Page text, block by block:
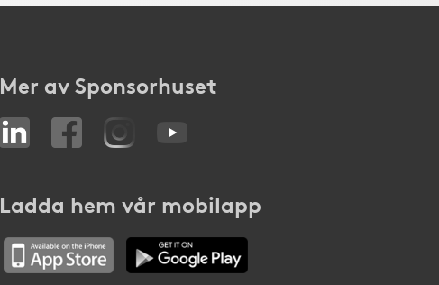
Mer av Sponsorhuset
Ladda hem vår mobilapp